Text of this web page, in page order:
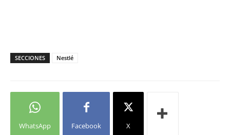
SECCIONES Nestlé
WhatsApp Facebook X